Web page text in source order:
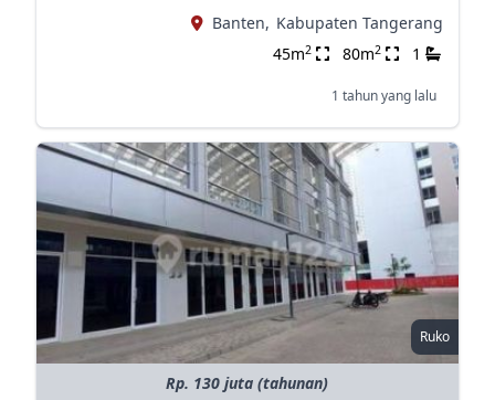
Banten, Kabupaten Tangerang
45m2 80m2 1
1 tahun yang lalu
Ruko
Rp. 130 juta (tahunan)